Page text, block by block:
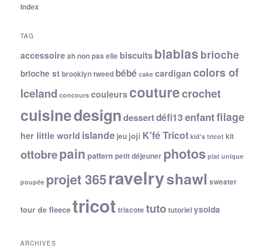
Index
TAG
accessoireah non pas elle biscuitsblablas brioche
brioche st brooklyn tweed bébé cake cardigan colors of
Iceland concours couleurscouturecrochet
cuisinedesigndessertdéfi13enfantfilage
her little world islande jeu joji K'fé Tricot kid's tricot kit
ottobrepain pattern petit déjeuner photos plat unique
poupée projet 365ravelryshawl sweater
tour de fleecetricot triscote tutotutorielysolda
ARCHIVES